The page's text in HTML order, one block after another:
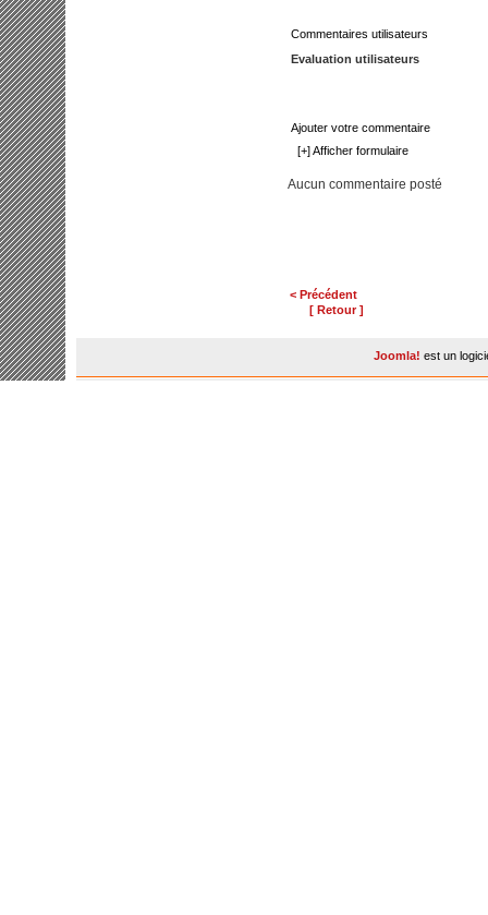
Commentaires utilisateurs
Evaluation utilisateurs
Ajouter votre commentaire
[+] Afficher formulaire
Aucun commentaire posté
< Précédent
[ Retour ]
Joomla! est un